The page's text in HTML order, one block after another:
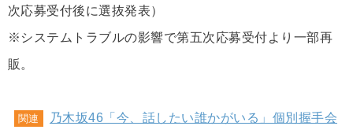
次応募受付後に選抜発表）
※システムトラブルの影響で第五次応募受付より一部再
販。
関連
乃木坂46「今、話したい誰かがいる」個別握手会